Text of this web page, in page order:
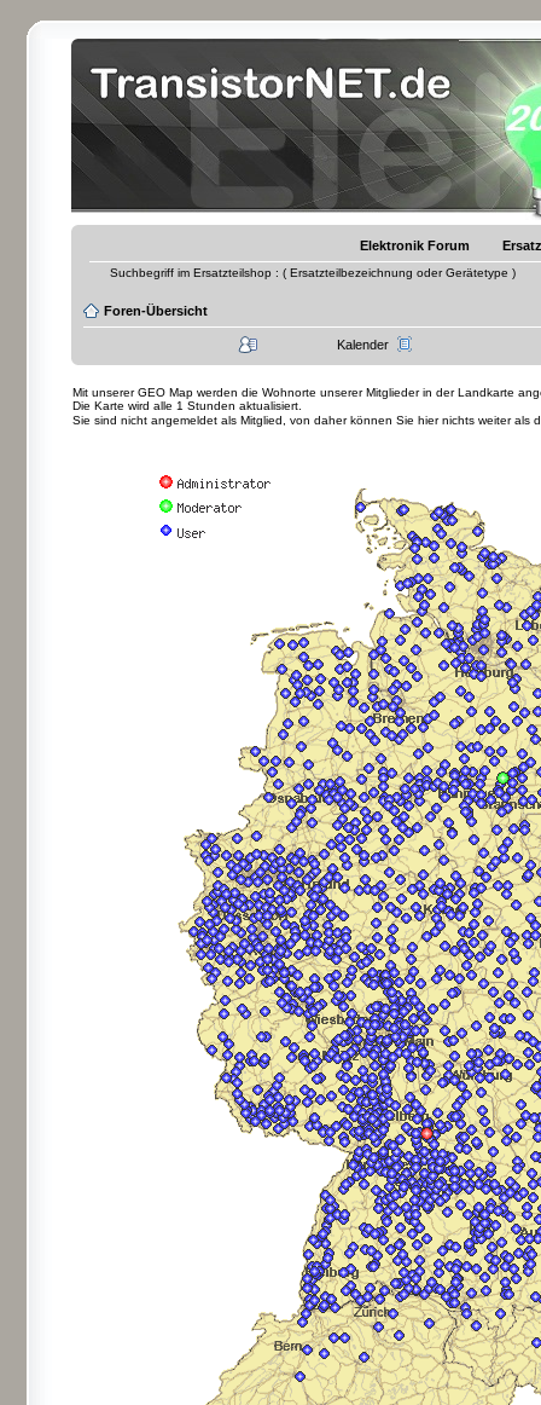
Elektronik Forum
Suchbegriff im Ersatzteilshop : ( Ersatzteilbezeichnung oder Gerätetype )
Foren-Übersicht
Kalender
Mit unserer GEO Map werden die Wohnorte unserer Mitglieder in der Landkarte
Die Karte wird alle 1 Stunden aktualisiert.
Sie sind nicht angemeldet als Mitglied, von daher können Sie hier nichts weiter als